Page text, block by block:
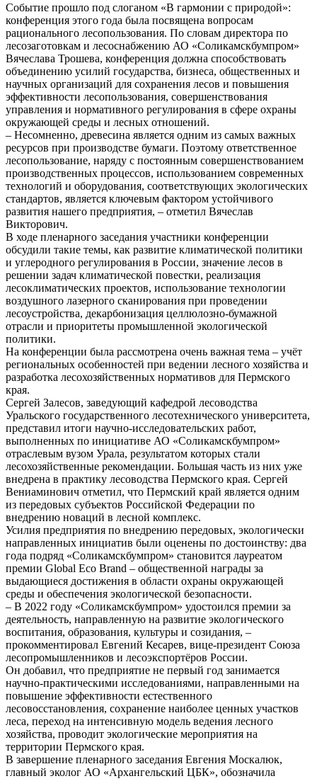
Событие прошло под слоганом «В гармонии с природой»:
конференция этого года была посвящена вопросам
рационального лесопользования. По словам директора по
лесозаготовкам и лесоснабжению АО «Соликамскбумпром»
Вячеслава Трошева, конференция должна способствовать
объединению усилий государства, бизнеса, общественных и
научных организаций для сохранения лесов и повышения
эффективности лесопользования, совершенствования
управления и нормативного регулирования в сфере охраны
окружающей среды и лесных отношений.
– Несомненно, древесина является одним из самых важных
ресурсов при производстве бумаги. Поэтому ответственное
лесопользование, наряду с постоянным совершенствованием
производственных процессов, использованием современных
технологий и оборудования, соответствующих экологических
стандартов, является ключевым фактором устойчивого
развития нашего предприятия, – отметил Вячеслав
Викторович.
В ходе пленарного заседания участники конференции
обсудили такие темы, как развитие климатической политики
и углеродного регулирования в России, значение лесов в
решении задач климатической повестки, реализация
лесоклиматических проектов, использование технологии
воздушного лазерного сканирования при проведении
лесоустройства, декарбонизация целлюлозно-бумажной
отрасли и приоритеты промышленной экологической
политики.
На конференции была рассмотрена очень важная тема – учёт
региональных особенностей при ведении лесного хозяйства и
разработка лесохозяйственных нормативов для Пермского
края.
Сергей Залесов, заведующий кафедрой лесоводства
Уральского государственного лесотехнического университета,
представил итоги научно-исследовательских работ,
выполненных по инициативе АО «Соликамскбумпром»
отраслевым вузом Урала, результатом которых стали
лесохозяйственные рекомендации. Большая часть из них уже
внедрена в практику лесоводства Пермского края. Сергей
Вениаминович отметил, что Пермский край является одним
из передовых субъектов Российской Федерации по
внедрению новаций в лесной комплекс.
Усилия предприятия по внедрению передовых, экологически
направленных инициатив были оценены по достоинству: два
года подряд «Соликамскбумпром» становится лауреатом
премии Global Eco Brand – общественной награды за
выдающиеся достижения в области охраны окружающей
среды и обеспечения экологической безопасности.
– В 2022 году «Соликамскбумпром» удостоился премии за
деятельность, направленную на развитие экологического
воспитания, образования, культуры и созидания, –
прокомментировал Евгений Кесарев, вице-президент Союза
лесопромышленников и лесоэкспортёров России.
Он добавил, что предприятие не первый год занимается
научно-практическими исследованиями, направленными на
повышение эффективности естественного
лесовосстановления, сохранение наиболее ценных участков
леса, переход на интенсивную модель ведения лесного
хозяйства, проводит экологические мероприятия на
территории Пермского края.
В завершение пленарного заседания Евгения Москалюк,
главный эколог АО «Архангельский ЦБК», обозначила